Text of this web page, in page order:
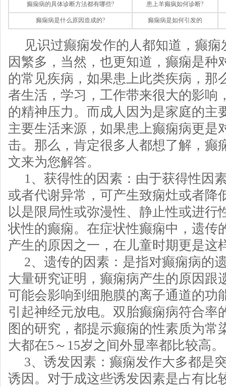
癫痫病的具体诊断方法都有哪些? 患上羊癫疯如何诊断?
癫痫病是什么原因造成的? 癫痫病是如何引发的
见识过癫痫发作的人都知道，癫
因繁多，当然，也更知道，癫痫是种
的常见疾病，如果患上此类疾病，那
者生活，学习，工作带来很大的影响
的精神压力。而成人因为是家庭的主
主要生活来源，如果患上癫痫病更是
击。那么，肯定很多人都想了解，癫
文来为您解答。
1、获得性的因素：由于获得性因
或者代谢异常，可产生致痫灶或者降
以是限局性或弥漫性、静止性或进行
状性的癫痫。在症状性癫痫中，遗传
产生的原因之一，在儿童时期更是这
2、遗传的因素：是指对癫痫病的
大量研究证明，癫痫病产生的原因跟
可能会影响到细胞膜的离子通道的功
引起神经元放电。双胎癫痫病符合率
图的研究，都提示癫痫的性素质为常
大都在5～15岁之间外显率都比较高。
3、诱发因素：癫痫发作大多都是
诱因。对于成这些诱发因素是占有比